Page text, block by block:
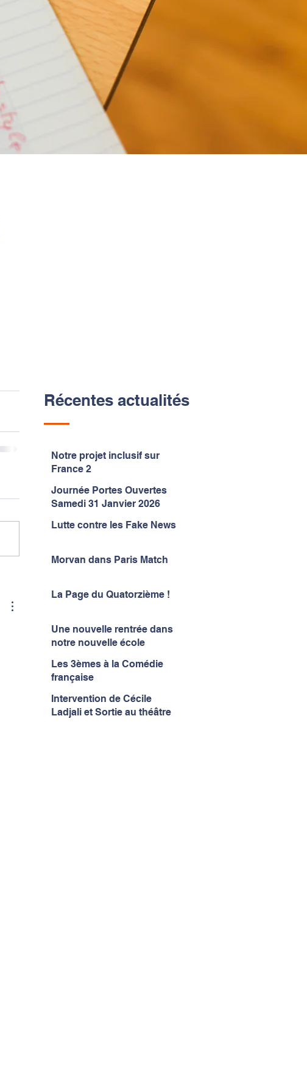
Récentes actualités
Notre projet inclusif sur
France 2
Journée Portes Ouvertes
Samedi 31 Janvier 2026
Lutte contre les Fake News
Morvan dans Paris Match
La Page du Quatorzième !
Une nouvelle rentrée dans
notre nouvelle école
Les 3èmes à la Comédie
française
Intervention de Cécile
Ladjali et Sortie au théâtre